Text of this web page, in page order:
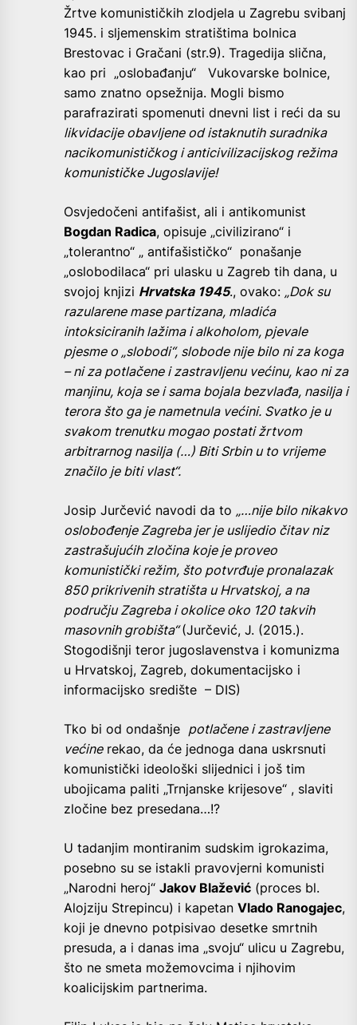
Žrtve komunističkih zlodjela u Zagrebu svibanj
1945. i sljemenskim stratištima bolnica
Brestovac i Gračani (str.9). Tragedija slična,
kao pri „oslobađanju“ Vukovarske bolnice,
samo znatno opsežnija. Mogli bismo
parafrazirati spomenuti dnevni list i reći da su
likvidacije obavljene od istaknutih suradnika
nacikomunističkog i anticivilizacijskog režima
komunističke Jugoslavije!
Osvjedočeni antifašist, ali i antikomunist
Bogdan Radica, opisuje „civilizirano“ i
„tolerantno“ „ antifašističko“ ponašanje
„oslobodilaca“ pri ulasku u Zagreb tih dana, u
svojoj knjizi Hrvatska 1945., ovako: „Dok su
razularene mase partizana, mladića
intoksiciranih lažima i alkoholom, pjevale
pjesme o „slobodi“, slobode nije bilo ni za koga
– ni za potlačene i zastravljenu većinu, kao ni za
manjinu, koja se i sama bojala bezvlađa, nasilja i
terora što ga je nametnula većini. Svatko je u
svakom trenutku mogao postati žrtvom
arbitrarnog nasilja (…) Biti Srbin u to vrijeme
značilo je biti vlast“.
Josip Jurčević navodi da to „…nije bilo nikakvo
oslobođenje Zagreba jer je uslijedio čitav niz
zastrašujućih zločina koje je proveo
komunistički režim, što potvrđuje pronalazak
850 prikrivenih stratišta u Hrvatskoj, a na
području Zagreba i okolice oko 120 takvih
masovnih grobišta“(Jurčević, J. (2015.).
Stogodišnji teror jugoslavenstva i komunizma
u Hrvatskoj, Zagreb, dokumentacijsko i
informacijsko središte – DIS)
Tko bi od ondašnje potlačene i zastravljene
većinerekao, da će jednoga dana uskrsnuti
komunistički ideološki slijednici i još tim
ubojicama paliti „Trnjanske krijesove“ , slaviti
zločine bez presedana…!?
U tadanjim montiranim sudskim igrokazima,
posebno su se istakli pravovjerni komunisti
„Narodni heroj“ Jakov Blažević (proces bl.
Alojziju Strepincu) i kapetan Vlado Ranogajec,
koji je dnevno potpisivao desetke smrtnih
presuda, a i danas ima „svoju“ ulicu u Zagrebu,
što ne smeta možemovcima i njihovim
koalicijskim partnerima.